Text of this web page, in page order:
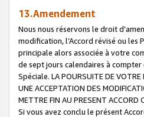
13.Amendement
Nous nous réservons le droit
modification, l’Accord révisé ou les
principale alors associée à votre
de sept jours calendaires à
Spéciale. LA POURSUITE DE VOTRE
UNE ACCEPTATION DES
METTRE FIN AU PRESENT ACCORD
Si vous avez conclu le présent